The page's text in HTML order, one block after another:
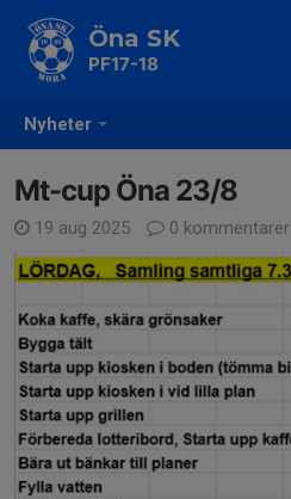
Nyheter
Öna SK
PF17-18
Mt-cup Öna 23/8
19 aug 2025 0 kommentarer